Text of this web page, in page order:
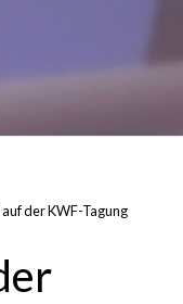
der KWF-Tagung